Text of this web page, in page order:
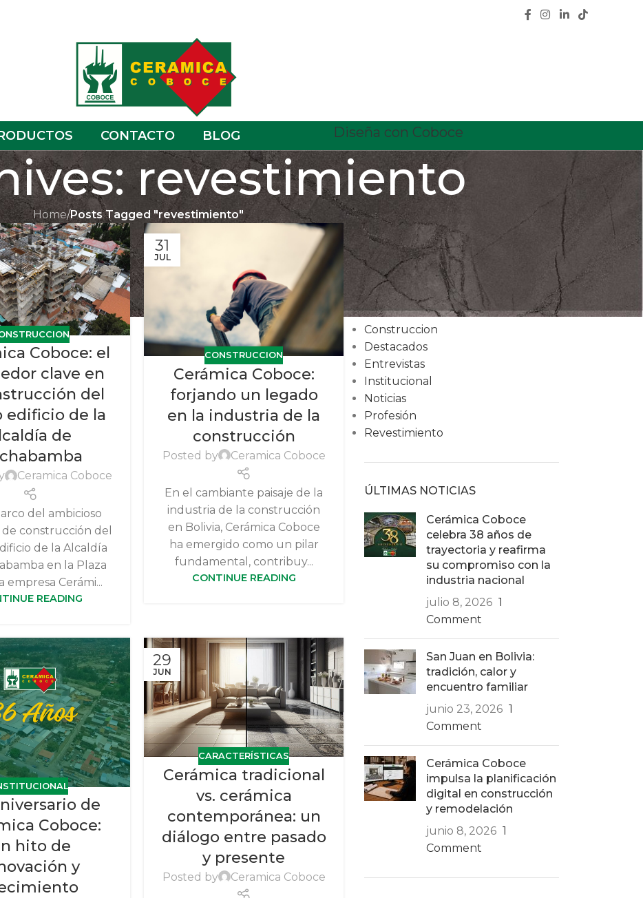
CONTACTO BLOG Diseña con Coboce
revestimiento
Home/Posts Tagged "revestimiento"
Coboce: el
clave en
del
edificio de la
de
Ceramica Coboce
del ambicioso
construcción del
de la Alcaldía
en la Plaza
empresa Cerámi...
READING
31
JUL
CONSTRUCCION
Cerámica Coboce:
forjando un legado
en la industria de la
construcción
Posted by Ceramica Coboce
En el cambiante paisaje de la
industria de la construcción
en Bolivia, Cerámica Coboce
ha emergido como un pilar
fundamental, contribuy...
CONTINUE READING
de
Coboce:
hito de
y
29
JUN
CARACTERÍSTICAS
Cerámica tradicional
vs. cerámica
contemporánea: un
diálogo entre pasado
y presente
Posted by Ceramica Coboce
CATEGORÍAS
Calidad
Características
Ceramica
Condiciones
Construccion
Destacados
Entrevistas
Institucional
Noticias
Profesión
Revestimiento
ÚLTIMAS NOTICIAS
Cerámica Coboce
celebra 38 años de
trayectoria y reafirma
su compromiso con la
industria nacional
julio 8, 2026 1
Comment
San Juan en Bolivia:
tradición, calor y
encuentro familiar
junio 23, 2026 1
Comment
Cerámica Coboce
impulsa la planificación
digital en construcción
y remodelación
junio 8, 2026 1
Comment